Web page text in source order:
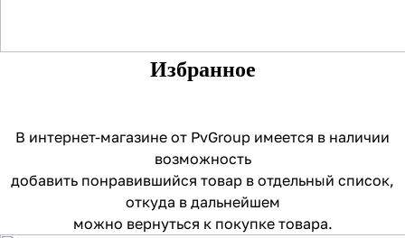
Избранное
В интернет-магазине от PvGroup имеется в наличии
возможность
добавить понравившийся товар в отдельный список,
откуда в дальнейшем
можно вернуться к покупке товара.